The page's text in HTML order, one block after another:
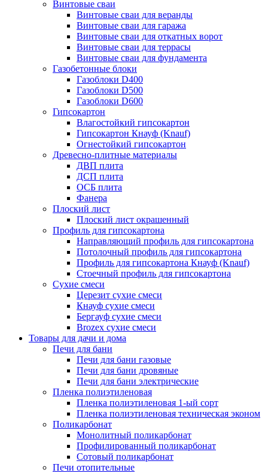
Винтовые сваи
Винтовые сваи для веранды
Винтовые сваи для гаража
Винтовые сваи для откатных ворот
Винтовые сваи для террасы
Винтовые сваи для фундамента
Газобетонные блоки
Газоблоки D400
Газоблоки D500
Газоблоки D600
Гипсокартон
Влагостойкий гипсокартон
Гипсокартон Кнауф (Knauf)
Огнестойкий гипсокартон
Древесно-плитные материалы
ДВП плита
ДСП плита
ОСБ плита
Фанера
Плоский лист
Плоский лист окрашенный
Профиль для гипсокартона
Направляющий профиль для гипсокартона
Потолочный профиль для гипсокартона
Профиль для гипсокартона Кнауф (Knauf)
Стоечный профиль для гипсокартона
Сухие смеси
Церезит сухие смеси
Кнауф сухие смеси
Бергауф сухие смеси
Brozex сухие смеси
Товары для дачи и дома
Печи для бани
Печи для бани газовые
Печи для бани дровяные
Печи для бани электрические
Пленка полиэтиленовая
Пленка полиэтиленовая 1-ый сорт
Пленка полиэтиленовая техническая эконом
Поликарбонат
Монолитный поликарбонат
Профилированный поликарбонат
Сотовый поликарбонат
Печи отопительные